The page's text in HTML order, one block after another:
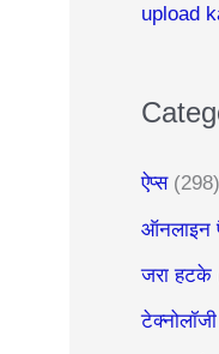
upload
ऐप्स(298)
ऑनलाइन
जरा हटके
टेक्नोलॉजी